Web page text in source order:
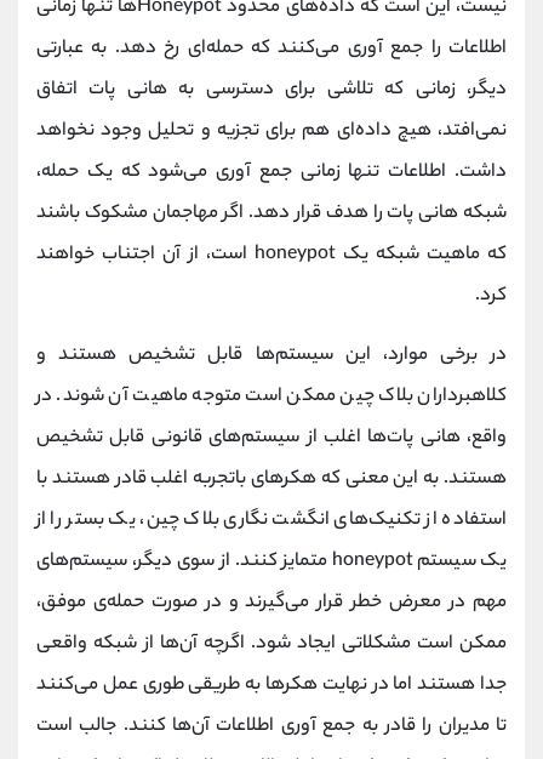
نیست، این است که داده‌های محدود Honeypotها تنها زمانی
اطلاعات را جمع آوری می‌کنند که حمله‌ای رخ دهد. به عبارتی
دیگر، زمانی که تلاشی برای دسترسی به هانی پات اتفاق
نمی‌افتد، هیچ داده‌ای هم برای تجزیه و تحلیل وجود نخواهد
داشت. اطلاعات تنها زمانی جمع آوری می‌شود که یک حمله،
شبکه هانی پات را هدف قرار دهد. اگر مهاجمان مشکوک باشند
که ماهیت شبکه یک honeypot است، از آن اجتناب خواهند
کرد.
در برخی موارد، این سیستم‌ها قابل تشخیص هستند و
کلاهبرداران بلاک چین ممکن است متوجه ماهیت آن شوند. در
واقع، هانی پات‌ها اغلب از سیستم‌های قانونی قابل تشخیص
هستند. به این معنی که هکرهای باتجربه اغلب قادر هستند با
استفاده از تکنیک‌های انگشت نگاری بلاک چین، یک بستر را از
یک سیستم honeypot متمایز کنند. از سوی دیگر، سیستم‌های
مهم در معرض خطر قرار می‌گیرند و در صورت حمله‌ی موفق،
ممکن است مشکلاتی ایجاد شود. اگرچه آن‌ها از شبکه واقعی
جدا هستند اما در نهایت هکرها به طریقی طوری عمل می‌کنند
تا مدیران را قادر به جمع آوری اطلاعات آن‌ها کنند. جالب است